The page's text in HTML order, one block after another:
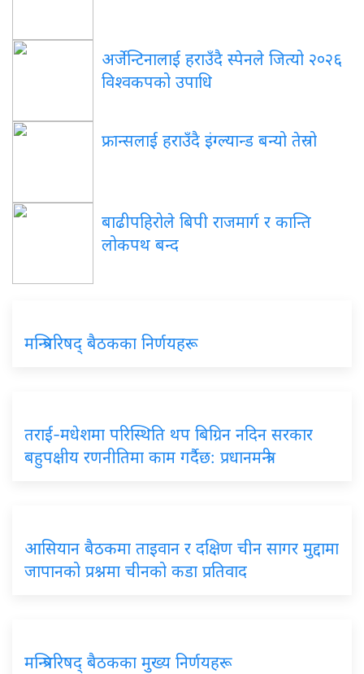
अर्जेन्टिनालाई हराउँदै स्पेनले जित्यो २०२६
विश्वकपको उपाधि
फ्रान्सलाई हराउँदै इंग्ल्यान्ड बन्यो तेस्रो
बाढीपहिरोले बिपी राजमार्ग र कान्ति
लोकपथ बन्द
मन्त्रिपरिषद् बैठकका निर्णयहरू
तराई-मधेशमा परिस्थिति थप बिग्रिन नदिन सरकार
बहुपक्षीय रणनीतिमा काम गर्दैछ: प्रधानमन्त्री
आसियान बैठकमा ताइवान र दक्षिण चीन सागर मुद्दामा
जापानको प्रश्नमा चीनको कडा प्रतिवाद
मन्त्रिपरिषद् बैठकका मुख्य निर्णयहरू